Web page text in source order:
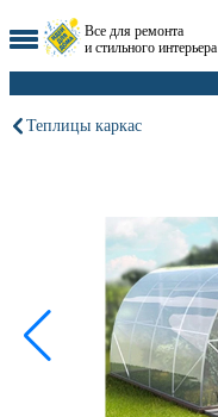
Все для ремонта
и стильного интерьера
Теплицы каркас